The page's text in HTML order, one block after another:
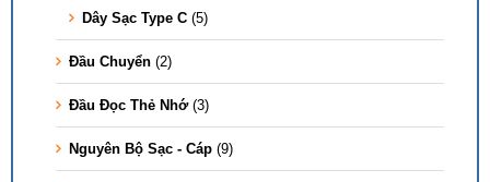
Dây Sạc Type C (5)
Đầu Chuyển (2)
Đầu Đọc Thẻ Nhớ (3)
Nguyên Bộ Sạc - Cáp (9)